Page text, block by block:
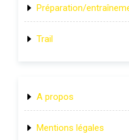
Préparation/
Trail
A propos
Mentions légales